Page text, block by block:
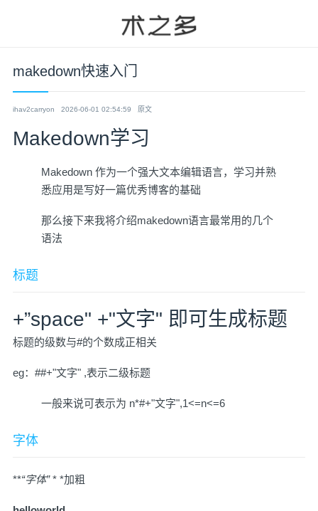
makedown快速入门
ihav2carryon 2026-06-01 02:54:59 原文
Makedown学习
Makedown 作为一个强大文本编辑语言，学习并熟
悉应用是写好一篇优秀博客的基础
那么接下来我将介绍makedown语言最常用的几个
语法
标题
+”space" +"文字" 即可生成标题
标题的级数与#的个数成正相关
eg：##+"文字" ,表示二级标题
一般来说可表示为 n*#+"文字",1<=n<=6
字体
**“字体”* *加粗